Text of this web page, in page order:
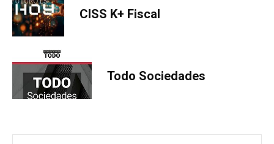
CISS K+ Fiscal
Todo Sociedades